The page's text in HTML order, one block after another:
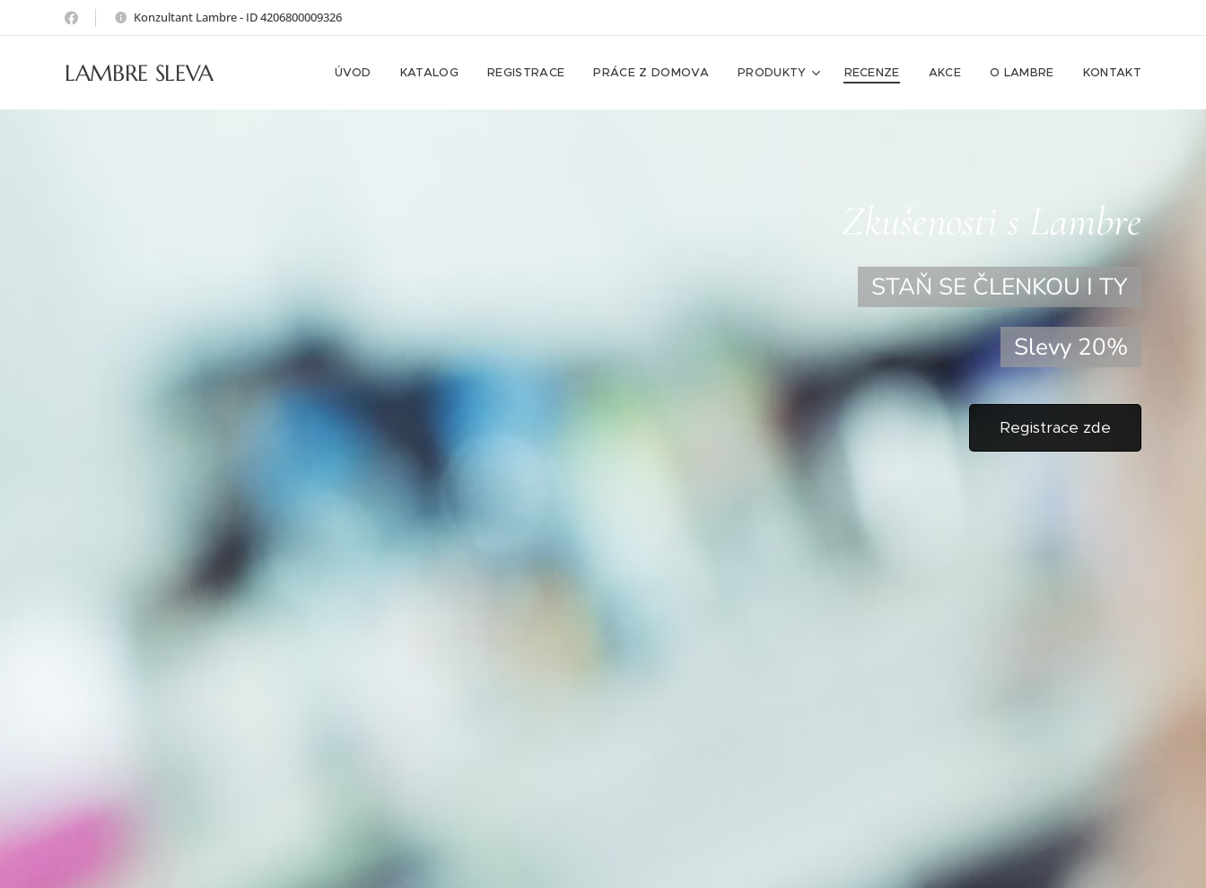
Konzultant Lambre - ID 4206800009326
LAMBRE SLEVA ÚVOD KATALOG REGISTRACE PRÁCE Z DOMOVA PRODUKTY RECENZE AKCE O LAMBRE KONTAKT
Zkušenosti s Lambre
STAŇ SE ČLENKOU I TY
Slevy 20%
Registrace zde